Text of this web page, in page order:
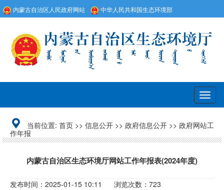
内蒙古自治区人民政府网站 中华人民共和国生态环境部
当前位置: 首页 >> 信息公开 >> 政府信息公开 >> 政府网站工
作年报
内蒙古自治区生态环境厅网站工作年报表(2024年度)
发布时间：2025-01-15 10:11 浏览次数：723